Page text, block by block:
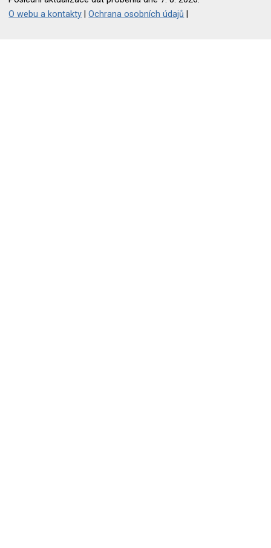
O webu a kontakty |Ochrana osobních údajů